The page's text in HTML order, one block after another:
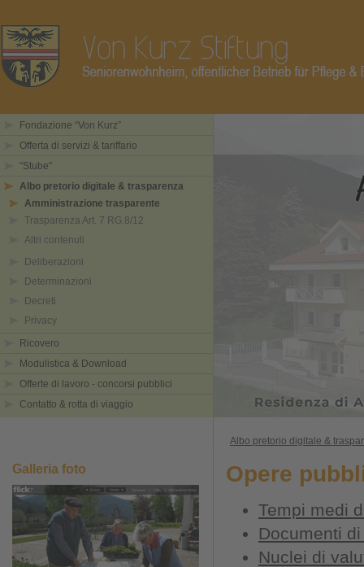
Fondazione “Von Kurz”
Offerta di servizi & tariffario
"Stube"
Albo pretorio digitale & trasparenza
Amministrazione trasparente
Trasparenza Art. 7 RG.8/12
Altri contenuti
Deliberazioni
Determinazioni
Decreti
Privacy
Ricovero
Modulistica & Download
Offerte di lavoro - concorsi pubblici
Contatto & rotta di viaggio
Albo pretorio digitale &
Galleria foto Opere
Tempi medi
Documenti
Nuclei di